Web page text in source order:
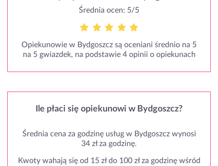
Średnia ocen: 5/5
Opiekunowie w Bydgoszcz są oceniani średnio na 5
na 5 gwiazdek, na podstawie 4 opinii o opiekunach
Ile płaci się opiekunowi w Bydgoszcz?
Średnia cena za godzinę usług w Bydgoszcz wynosi
34 zł za godzinę.
Kwoty wahają się od 15 zł do 100 zł za godzinę wśród